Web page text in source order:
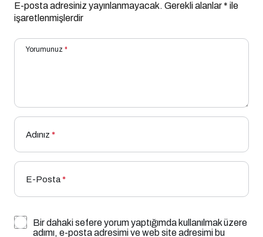
E-posta adresiniz yayınlanmayacak. Gerekli alanlar* ile
işaretlenmişlerdir
Yorumunuz *
Adınız *
E-Posta*
Bir dahaki sefere yorum yaptığımda kullanılmak üzere
adımı, e-posta adresimi ve web site adresimi bu